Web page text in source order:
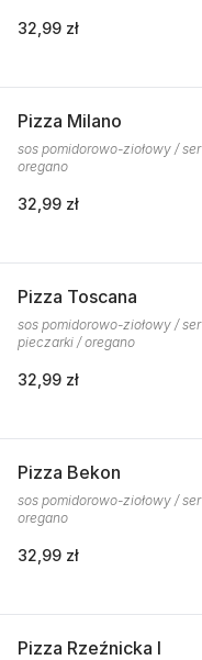
32,99 zł
Pizza Milano
sos pomidorowo-ziołowy /
oregano
32,99 zł
Pizza Toscana
sos pomidorowo-ziołowy /
pieczarki / oregano
32,99 zł
Pizza Bekon
sos pomidorowo-ziołowy /
oregano
32,99 zł
Pizza Rzeźnicka I